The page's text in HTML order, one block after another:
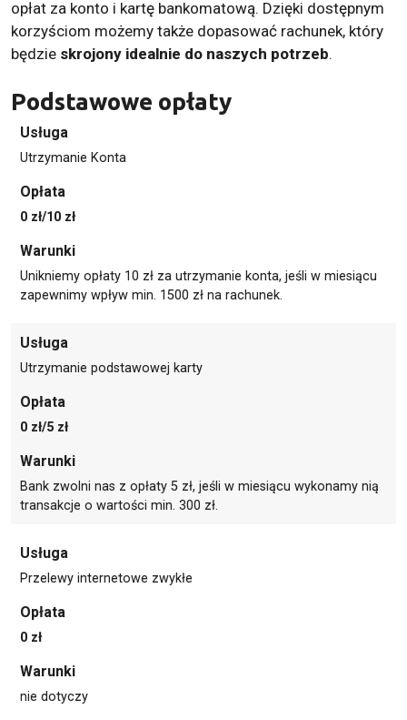
opłat za konto i kartę bankomatową. Dzięki dostępnym
korzyściom możemy także dopasować rachunek, który
będzie skrojony idealnie do naszych potrzeb.
Podstawowe opłaty
Usługa
Utrzymanie Konta
Opłata
0 zł/10 zł
Warunki
Unikniemy opłaty 10 zł za utrzymanie konta, jeśli w miesiącu
zapewnimy wpływ min. 1500 zł na rachunek.
Usługa
Utrzymanie podstawowej karty
Opłata
0 zł/5 zł
Warunki
Bank zwolni nas z opłaty 5 zł, jeśli w miesiącu wykonamy nią
transakcje o wartości min. 300 zł.
Usługa
Przelewy internetowe zwykłe
Opłata
0 zł
Warunki
nie dotyczy